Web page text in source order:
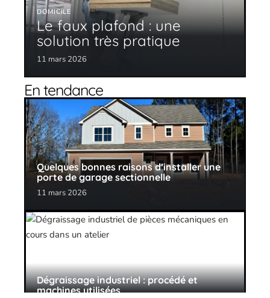
DOMICILE
Le faux plafond : une
solution très pratique
11 mars 2026
En tendance
Quelques bonnes raisons d’installer une
porte de garage sectionnelle
11 mars 2026
Dégraissage industriel : procédé et
machines utilisées